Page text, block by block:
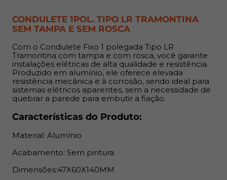
Esse condulete é perfeito para quem busca uma
solução prática e robusta para instalações elétricas em
residências, comércios ou indústrias, onde não é possível
embutir a fiação nas paredes. Ele é altamente indicado
para ambientes que exigem segurança e durabilidade,
tanto internos quanto externos.
Tramontina oferece resistência e durabilidade, ideal para
ambientes exigentes. Sua tampa e rosca garantem um
proporcionando maior segurança. Esse produto é a
CONDULETE 1POL. TIPO LR TRAMONTINA
SEM TAMPA E SEM ROSCA
Com o Condulete Fixo 1 polegada Tipo LR
Tramontina com tampa e com rosca, você garante
instalações elétricas de alta qualidade e resistência.
Produzido em alumínio, ele oferece elevada
resistência mecânica e à corrosão, sendo ideal para
sistemas elétricos aparentes, sem a necessidade de
quebrar a parede para embutir a fiação.
Características do Produto:
Material: Alumínio
Acabamento: Sem pintura
Dimensões:47X60X140MM